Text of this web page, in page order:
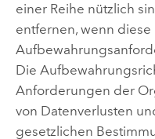
einer Reihe nützlich
entfernen, wenn diese
Die
Anforderungen der
von Datenverlusten
gesetzlichen